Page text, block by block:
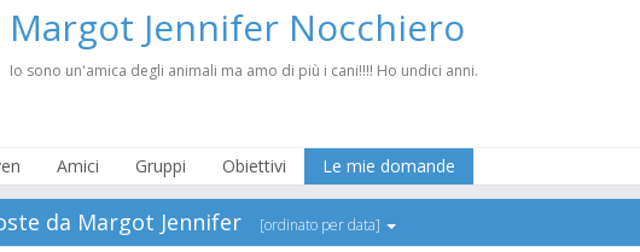
Margot Jennifer Nocchiero
Io sono un'amica degli animali ma amo di più i cani!!!! Ho undici anni.
Amici Gruppi Obiettivi Le mie domande
da Margot Jennifer [ordinato per data]